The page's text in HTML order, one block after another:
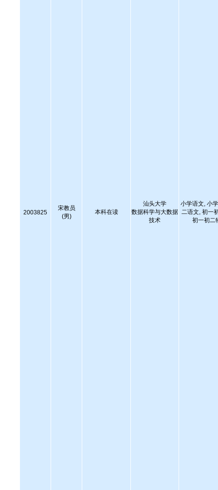
2003825
宋教员
(男)
本科在读
汕头大学
数据科学与大数据
技术
小学语文, 小
二语文, 初一
初一初二